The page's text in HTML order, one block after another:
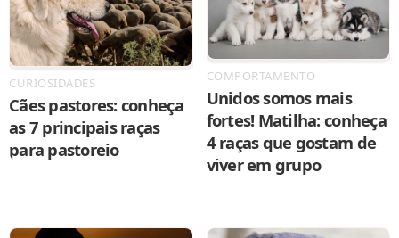
CURIOSIDADES
Cães pastores: conheça
as 7 principais raças
para pastoreio
COMPORTAMENTO
Unidos somos mais
fortes! Matilha: conheça
4 raças que gostam de
viver em grupo